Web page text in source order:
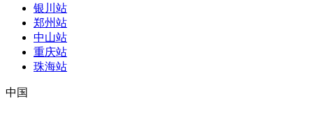
银川站
郑州站
中山站
重庆站
珠海站
中国